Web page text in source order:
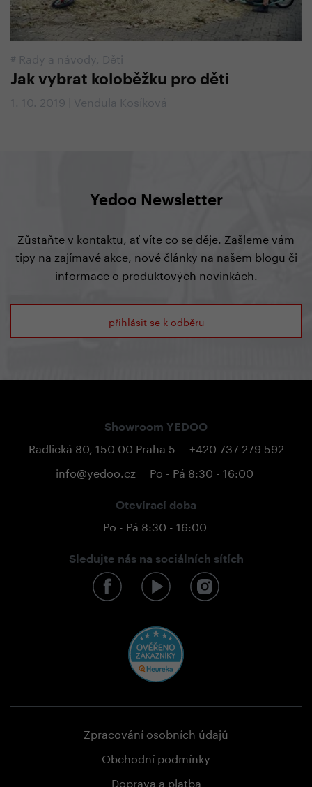
# Rady a návody Děti
Jak vybrat koloběžku pro děti
1. 10. 2019 | Vendula Kosíková
Yedoo Newsletter
Zůstaňte v kontaktu, ať víte co se děje. Zašleme vám
tipy na zajímavé akce, nové články na našem blogu či
informace o produktových novinkách.
přihlásit se k odběru
Showroom YEDOO
Radlická 80, 150 00 Praha 5
+420 737 279 592
info@yedoo.cz
Po - Pá 8:30 - 16:00
Otevírací doba
Po - Pá 8:30 - 16:00
Sledujte nás na sociálních sítích
Zpracování osobních údajů
Obchodní podmínky
Doprava a platba